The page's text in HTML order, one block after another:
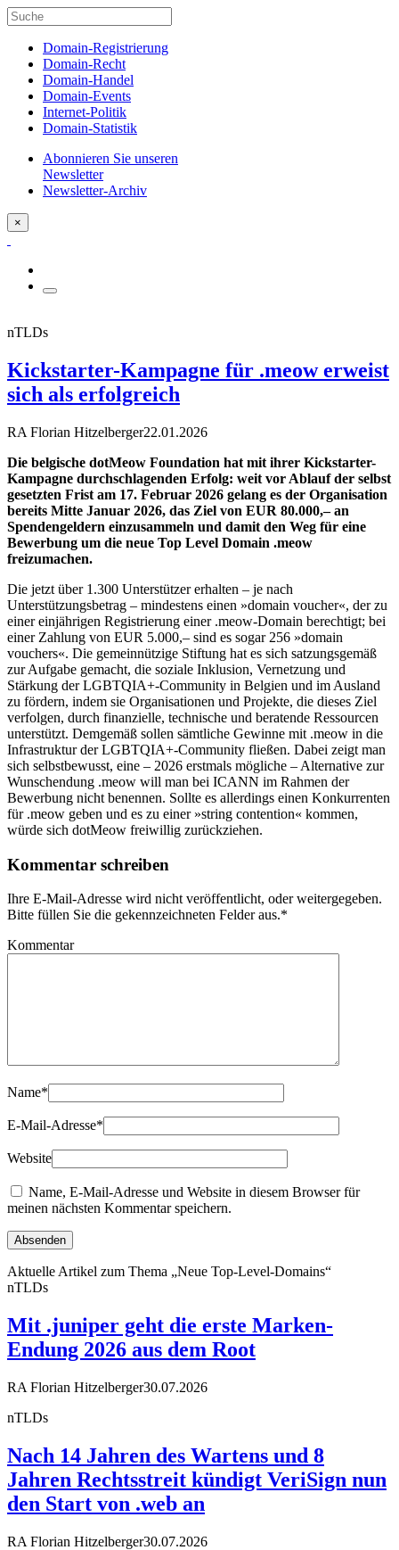
Domain-Registrierung
Domain-Recht
Domain-Handel
Domain-Events
Internet-Politik
Domain-Statistik
Abonnieren Sie unseren
Newsletter
Newsletter-Archiv
×
nTLDs
Kickstarter-Kampagne für .meow erweist
sich als erfolgreich
RA Florian Hitzelberger22.01.2026
Die belgische dotMeow Foundation hat mit ihrer Kickstarter-
Kampagne durchschlagenden Erfolg: weit vor Ablauf der selbst
gesetzten Frist am 17. Februar 2026 gelang es der Organisation
bereits Mitte Januar 2026, das Ziel von EUR 80.000,– an
Spendengeldern einzusammeln und damit den Weg für eine
Bewerbung um die neue Top Level Domain .meow
freizumachen.
Die jetzt über 1.300 Unterstützer erhalten – je nach
Unterstützungsbetrag – mindestens einen »domain voucher«, der zu
einer einjährigen Registrierung einer .meow-Domain berechtigt; bei
einer Zahlung von EUR 5.000,– sind es sogar 256 »domain
vouchers«. Die gemeinnützige Stiftung hat es sich satzungsgemäß
zur Aufgabe gemacht, die soziale Inklusion, Vernetzung und
Stärkung der LGBTQIA+-Community in Belgien und im Ausland
zu fördern, indem sie Organisationen und Projekte, die dieses Ziel
verfolgen, durch finanzielle, technische und beratende Ressourcen
unterstützt. Demgemäß sollen sämtliche Gewinne mit .meow in die
Infrastruktur der LGBTQIA+-Community fließen. Dabei zeigt man
sich selbstbewusst, eine – 2026 erstmals mögliche – Alternative zur
Wunschendung .meow will man bei ICANN im Rahmen der
Bewerbung nicht benennen. Sollte es allerdings einen Konkurrenten
für .meow geben und es zu einer »string contention« kommen,
würde sich dotMeow freiwillig zurückziehen.
Kommentar schreiben
Ihre E-Mail-Adresse wird nicht veröffentlicht, oder weitergegeben.
Bitte füllen Sie die gekennzeichneten Felder aus.*
Kommentar
Name*
E-Mail-Adresse*
Website
Name, E-Mail-Adresse und Website in diesem Browser für
meinen nächsten Kommentar speichern.
Aktuelle Artikel zum Thema „Neue Top-Level-Domains“
nTLDs
Mit .juniper geht die erste Marken-
Endung 2026 aus dem Root
RA Florian Hitzelberger30.07.2026
nTLDs
Nach 14 Jahren des Wartens und 8
Jahren Rechtsstreit kündigt VeriSign nun
den Start von .web an
RA Florian Hitzelberger30.07.2026